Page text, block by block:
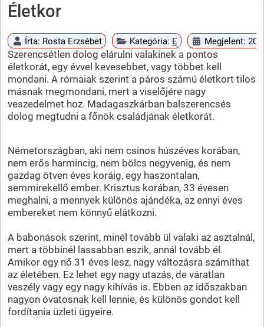
Életkor
Írta: Rosta Erzsébet Kategória: E Megjelent:
Szerencsétlen dolog elárulni valakinek a pontos
életkorát, egy évvel kevesebbet, vagy többet kell
mondani. A rómaiak szerint a páros számú életkort tilos
másnak megmondani, mert a viselőjére nagy
veszedelmet hoz. Madagaszkárban balszerencsés
dolog megtudni a főnök családjának életkorát.
Németországban, aki nem csinos húszéves korában,
nem erős harmincig, nem bölcs negyvenig, és nem
gazdag ötven éves koráig, egy haszontalan,
semmirekellő ember. Krisztus korában, 33 évesen
meghalni, a mennyek különös ajándéka, az ennyi éves
embereket nem könnyű elátkozni.
A babonások szerint, minél tovább ül valaki az asztalnál,
mert a többinél lassabban eszik, annál tovább él.
Amikor egy nő 31 éves lesz, nagy változásra számíthat
az életében. Ez lehet egy nagy utazás, de váratlan
veszély vagy egy nagy kihívás is. Ebben az időszakban
nagyon óvatosnak kell lennie, és különös gondot kell
fordítania üzleti ügyeire.